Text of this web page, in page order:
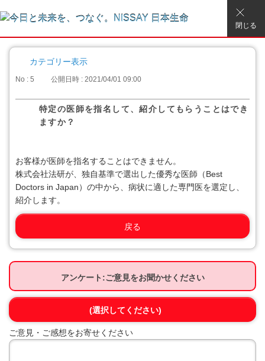
閉じる
カテゴリー表示
No : 5 公開日時 : 2021/04/01 09:00
特定の医師を指名して、紹介してもらうことはでき
ますか？
お客様が医師を指名することはできません。
株式会社法研が、独自基準で選出した優秀な医師（Best
Doctors in Japan）の中から、病状に適した専門医を選定し、
紹介します。
戻る
アンケート:ご意見をお聞かせください
(選択してください)
ご意見・ご感想をお寄せください